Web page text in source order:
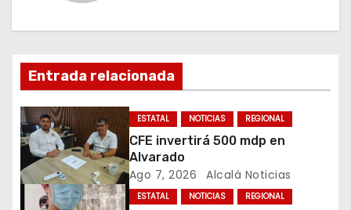
c
ó
n
d
Entrada relacionada
ESTATAL NOTICIAS REGIONAL
CFE invertirá 500 mdp en
Alvarado
Ago 7, 2026 Alcalá Noticias
ESTATAL NOTICIAS REGIONAL